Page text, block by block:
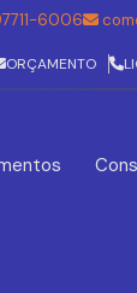
6006
ORÇAMENTO